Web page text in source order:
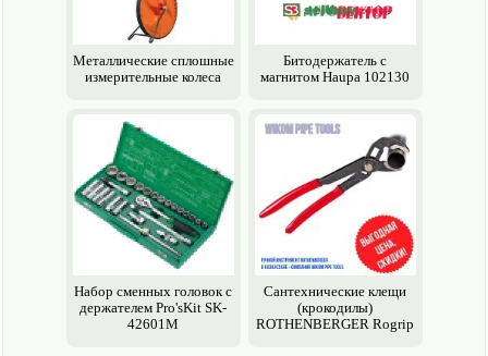
Металлические сплошные
измерительные колеса
Битодержатель с
магнитом Haupa 102130
Набор сменных головок с
держателем Pro'sKit SK-
42601M
Сан­технические клещи
(крокодилы)
ROTHENBERGER Rogrip